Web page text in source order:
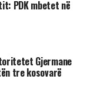
PDK mbetet në
Gjermane
tre kosovarë